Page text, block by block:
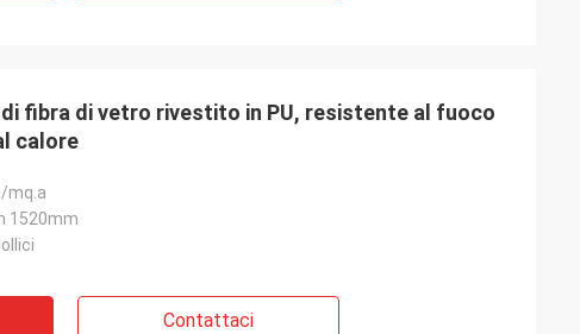
fibra di vetro rivestito in PU, resistente al fuoco
calore
mq.a
1520mm
Contattaci